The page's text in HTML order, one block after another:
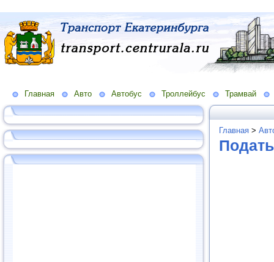
Главная Авто Автобус Троллейбус Трамвай
Главная >